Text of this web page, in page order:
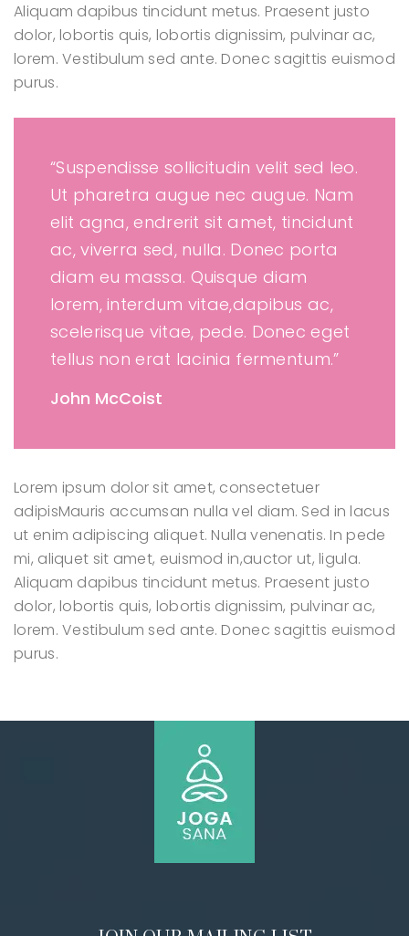
Aliquam dapibus tincidunt metus. Praesent justo
dolor, lobortis quis, lobortis dignissim, pulvinar ac,
lorem. Vestibulum sed ante. Donec sagittis euismod
purus.
“Suspendisse sollicitudin velit sed leo.
Ut pharetra augue nec augue. Nam
elit agna, endrerit sit amet, tincidunt
ac, viverra sed, nulla. Donec porta
diam eu massa. Quisque diam
lorem, interdum vitae,dapibus ac,
scelerisque vitae, pede. Donec eget
tellus non erat lacinia fermentum.”
John McCoist
Lorem ipsum dolor sit amet, consectetuer
adipisMauris accumsan nulla vel diam. Sed in lacus
ut enim adipiscing aliquet. Nulla venenatis. In pede
mi, aliquet sit amet, euismod in,auctor ut, ligula.
Aliquam dapibus tincidunt metus. Praesent justo
dolor, lobortis quis, lobortis dignissim, pulvinar ac,
lorem. Vestibulum sed ante. Donec sagittis euismod
purus.